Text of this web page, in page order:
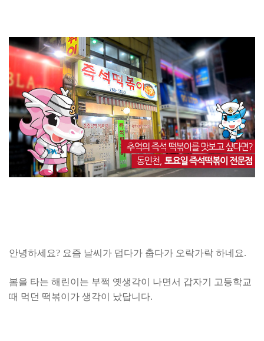
안녕하세요? 요즘 날씨가 덥다가 춥다가 오락가락 하네요.
봄을 타는 해린이는 부쩍 옛생각이 나면서 갑자기
고등학교
때 먹던 떡볶이가 생각이 났답니다.